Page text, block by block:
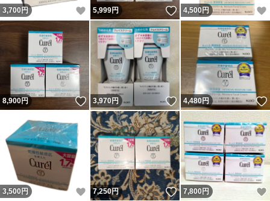
3,700 円 いいね！
5,999円 いいね！
4,500円
8,900円 いいね！
3,970円 いいね！
4,480円
3,500 円 いいね！
7,250円 いいね！
7,800 円